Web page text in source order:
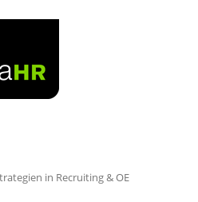
in Recruiting & OE